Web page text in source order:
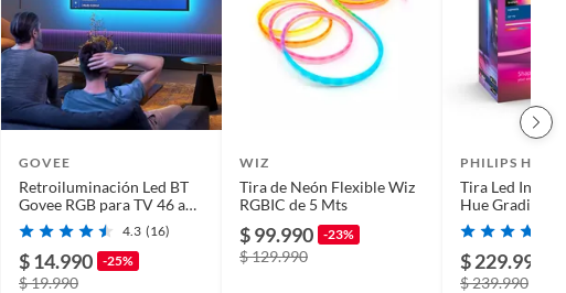
GOVEE
Retroiluminación Led BT
Govee RGB para TV 46 a
60”
4.3 (16)
$ 14.990 -25%
$ 19.990
WIZ
Tira de Neón Flexible Wiz
RGBIC de 5 Mts
$ 99.990 -23%
$ 129.990
PHILIPS HUE
Tira Led
Hue Gradiente
55
$ 229.990
$ 239.990